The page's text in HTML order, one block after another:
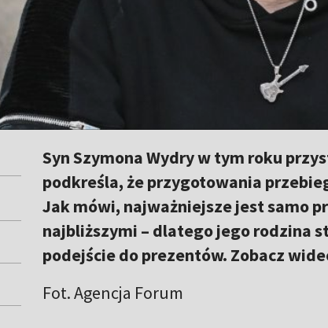
Syn Szymona Wydry w tym roku
podkreśla, że przygotowania
Jak mówi, najważniejsze jest samo
najbliższymi – dlatego jego rodzina
podejście do prezentów. Zobacz
Fot. Agencja Forum